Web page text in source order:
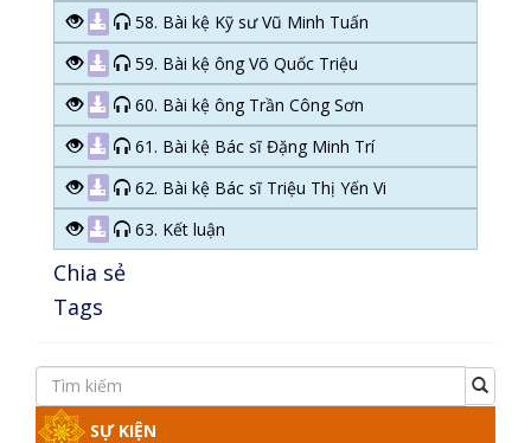
58. Bài kệ Kỹ sư Vũ Minh Tuấn
59. Bài kệ ông Võ Quốc Triệu
60. Bài kệ ông Trần Công Sơn
61. Bài kệ Bác sĩ Đặng Minh Trí
62. Bài kệ Bác sĩ Triệu Thị Yến Vi
63. Kết luận
Chia sẻ
Tags
SỰ KIỆN